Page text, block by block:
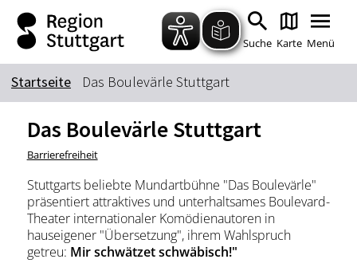
Zum Hauptinhalt springen
Zur Suche springen
Zur Hauptnavigation
Zum Footer springen
Suche Karte Menü
Suchbegriff
Stadtführungen
Tickets
Citytour
Übernachtung
Erlebnisse
Essen & Trinken
Startseite Das Boulevärle Stuttgart
Das Boulevärle Stuttgart
Barrierefreiheit
Stuttgarts beliebte Mundartbühne "Das Boulevärle"
präsentiert attraktives und unterhaltsames Boulevard-
Theater internationaler Komödienautoren in
hauseigener "Übersetzung", ihrem Wahlspruch
getreu: Mir schwätzet schwäbisch!"